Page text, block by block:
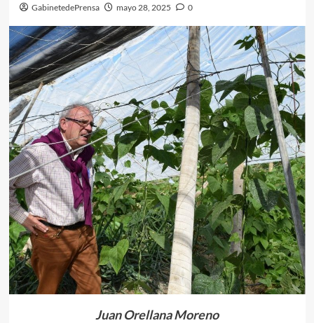
GabinetedePrensa mayo 28, 2025 0
Juan Orellana Moreno